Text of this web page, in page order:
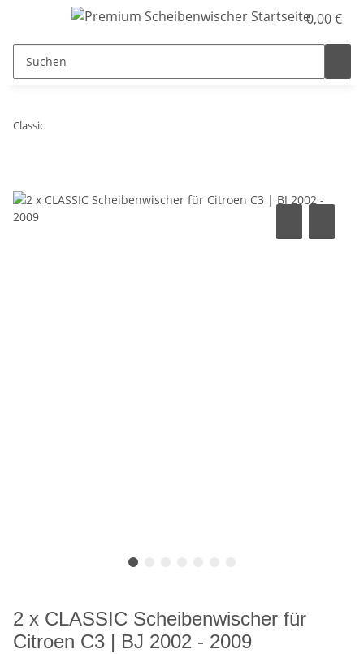
0,00 €
Classic
2 x CLASSIC Scheibenwischer für
Citroen C3 | BJ 2002 - 2009